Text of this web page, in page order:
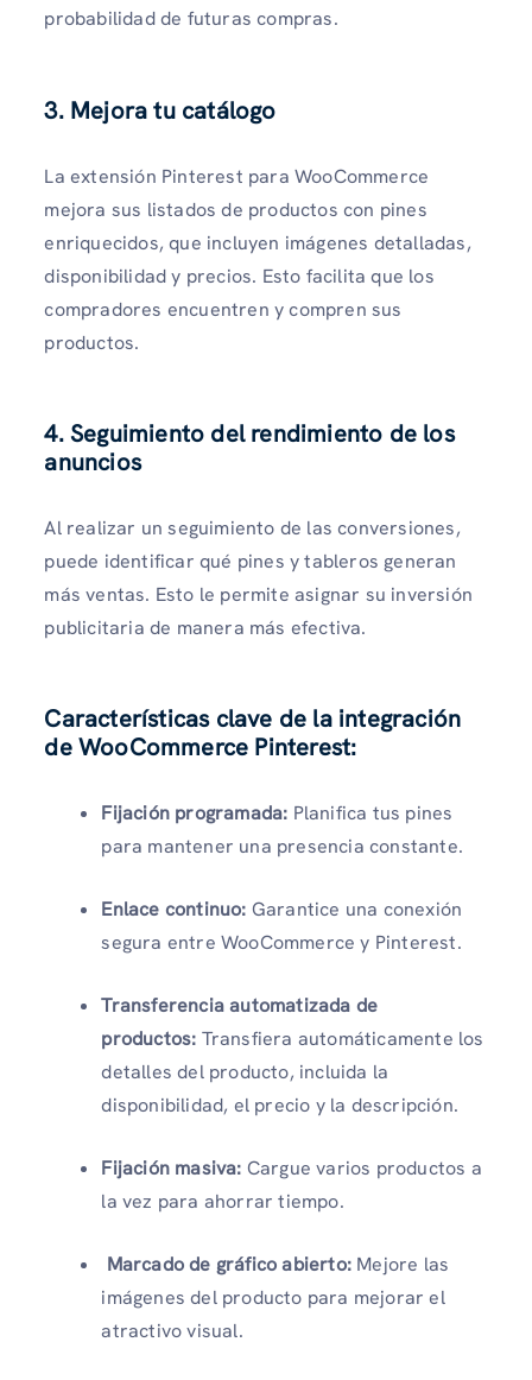
probabilidad de futuras compras.
3. Mejora tu catálogo
La extensión Pinterest para WooCommerce
mejora sus listados de productos con pines
enriquecidos, que incluyen imágenes detalladas,
disponibilidad y precios. Esto facilita que los
compradores encuentren y compren sus
productos.
4. Seguimiento del rendimiento de los
anuncios
Al realizar un seguimiento de las conversiones,
puede identificar qué pines y tableros generan
más ventas. Esto le permite asignar su inversión
publicitaria de manera más efectiva.
Características clave de la integración
de WooCommerce Pinterest:
Fijación programada: Planifica tus pines
para mantener una presencia constante.
Enlace continuo: Garantice una conexión
segura entre WooCommerce y Pinterest.
Transferencia automatizada de
productos: Transfiera automáticamente los
detalles del producto, incluida la
disponibilidad, el precio y la descripción.
Fijación masiva: Cargue varios productos a
la vez para ahorrar tiempo.
Marcado de gráfico abierto: Mejore las
imágenes del producto para mejorar el
atractivo visual.